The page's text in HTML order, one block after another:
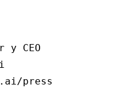
y CEO
press